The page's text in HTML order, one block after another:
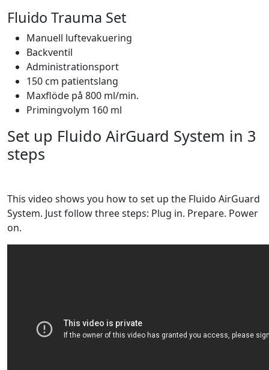
Fluido Trauma Set
Manuell luftevakuering
Backventil
Administrationsport
150 cm patientslang
Maxflöde på 800 ml/min.
Primingvolym 160 ml
Set up Fluido AirGuard System in 3
steps
This video shows you how to set up the Fluido AirGuard
System. Just follow three steps: Plug in. Prepare. Power
on.